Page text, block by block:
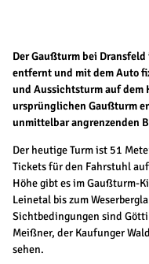
Der Gaußturm bei
entfernt und mit dem Auto
und Aussichtsturm auf dem
ursprünglichen Gaußturm
unmittelbar angrenzenden
Der heutige Turm ist 51
Tickets für den Fahrstuhl
Höhe gibt es im Gaußturm-
Leinetal bis zum
Sichtbedingungen sind
Meißner, der Kaufunger
sehen.